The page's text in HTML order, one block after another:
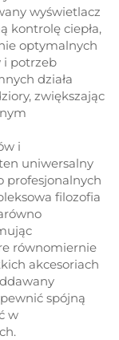
wyświetlacz
kontrolę ciepła,
optymalnych
i potrzeb
działa
zwiększając
i
uniwersalny
profesjonalnych
filozofia
równomiernie
akcesoriach
spójną
w